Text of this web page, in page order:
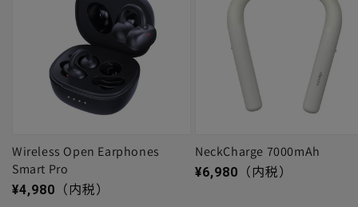
Wireless Open Earphones
Smart Pro
通常価格
¥4,980 （内税）
NeckCharge 7000mAh
通常価格
¥6,980 （内税）